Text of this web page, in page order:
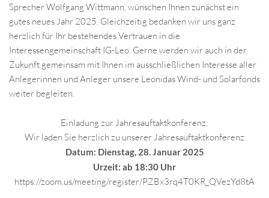
Sprecher Wolfgang Wittmann, wünschen Ihnen zunächst ein
gutes neues Jahr 2025. Gleichzeitig bedanken wir uns ganz
herzlich für Ihr bestehendes Vertrauen in die
Interessengemeinschaft IG-Leo. Gerne werden wir auch in der
Zukunft gemeinsam mit Ihnen im ausschließlichen Interesse aller
Anlegerinnen und Anleger unsere Leonidas Wind- und Solarfonds
weiter begleiten.
Einladung zur Jahresauftaktkonferenz:
Wir laden Sie herzlich zu unserer Jahresauftaktkonferenz
Datum: Dienstag, 28. Januar 2025
Urzeit: ab 18:30 Uhr
https://zoom.us/meeting/register/PZBx3rq4T0KR_QVezYd8tA